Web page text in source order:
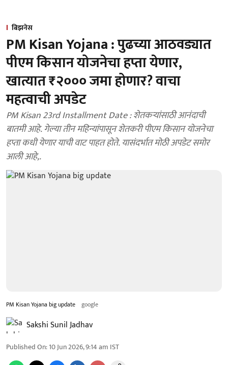
बिझनेस
PM Kisan Yojana : पुढच्या आठवड्यात
पीएम किसान योजनेचा हप्ता येणार,
खात्यात ₹२००० जमा होणार? वाचा
महत्वाची अपडेट
PM Kisan 23rd Installment Date : शेतकऱ्यांसाठी आनंदाची
बातमी आहे. गेल्या तीन महिन्यांपासून शेतकरी पीएम किसान योजनेचा
हप्ता कधी येणार याची वाट पाहत होते. यासंदर्भात मोठी अपडेट समोर
आली आहे,.
PM Kisan Yojana big update google
Sakshi Sunil Jadhav
Published On:10 Jun 2026, 9:14 am IST